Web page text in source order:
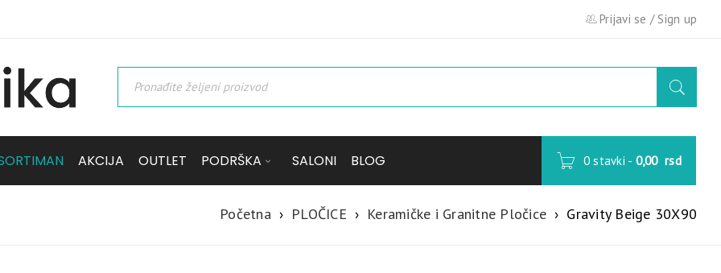
Prijavi se /Sign up
AKCIJA OUTLET PODRŠKA SALONI BLOG 0 stavki - 0,00 rsd
Početna › PLOČICE › Keramičke i Granitne Pločice › Gravity Beige 30X90